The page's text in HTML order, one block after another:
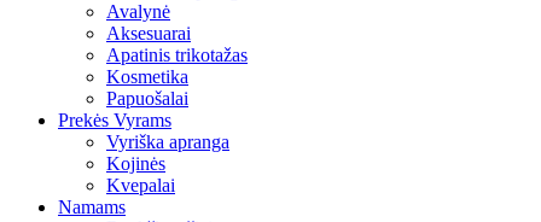
Avalynė
Aksesuarai
Apatinis trikotažas
Kosmetika
Papuošalai
Prekės Vyrams
Vyriška apranga
Kojinės
Kvepalai
Namams